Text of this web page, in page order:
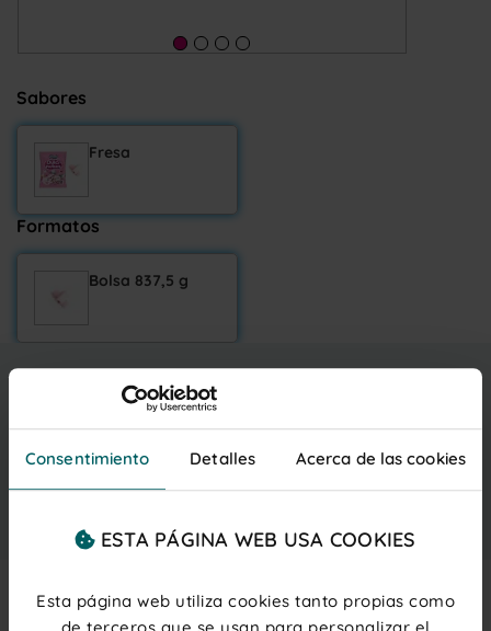
Consentimiento Detalles Acerca de las cookies
ESTA PÁGINA WEB USA COOKIES
Esta página web utiliza cookies tanto propias como
Sabores
Fresa
Formatos
Bolsa 837,5 g
7,25 € IVA inc.
Entrega gratis
PRECIOS PARA PROFESIONALES Regístrateoinicia sesión